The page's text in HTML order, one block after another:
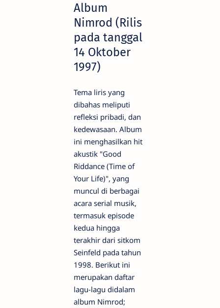
Album
Nimrod (Rilis
pada tanggal
14 Oktober
1997)
Tema liris yang
dibahas meliputi
refleksi pribadi, dan
kedewasaan. Album
ini menghasilkan hit
akustik "Good
Riddance (Time of
Your Life)", yang
muncul di berbagai
acara serial musik,
termasuk episode
kedua hingga
terakhir dari sitkom
Seinfeld pada tahun
1998. Berikut ini
merupakan daftar
lagu-lagu didalam
album Nimrod;